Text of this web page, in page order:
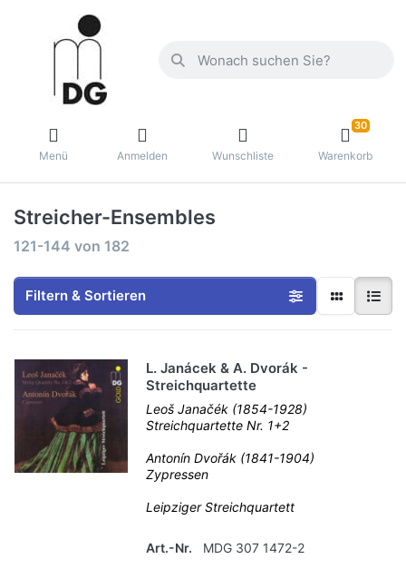
Menü Anmelden Wunschliste
30
Warenkorb
Streicher-Ensembles
121-144 von 182
Filtern & Sortieren
L. Janácek & A. Dvorák -
Streichquartette
Leoš Janačék (1854-1928)
Streichquartette Nr. 1+2
Antonín Dvořák (1841-1904)
Zypressen
Leipziger Streichquartett
Art.-Nr. MDG 307 1472-2